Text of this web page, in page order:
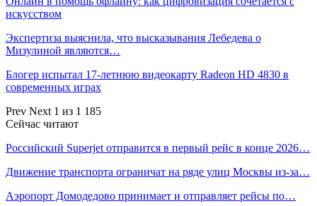
искусством
Экспертиза выяснила, что высказывания Лебедева о
Мизулиной являются…
Блогер испытал 17-летнюю видеокарту Radeon HD 4830 в
современных играх
Prev Next 1 из 1 185
Сейчас читают
Российский Superjet отправится в первый рейс в конце 2026…
Движение транспорта ограничат на ряде улиц Москвы из-за…
Аэропорт Домодедово принимает и отправляет рейсы по…